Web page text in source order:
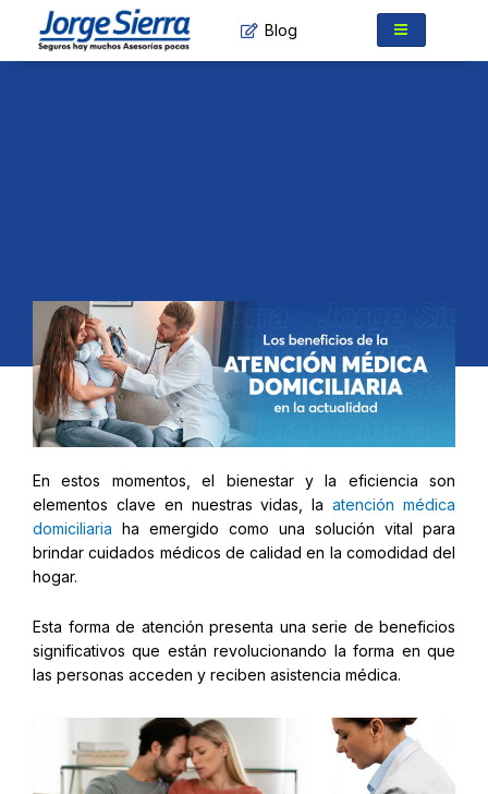
contenido
Blog
En estos momentos, el bienestar y la eficiencia son
elementos clave en nuestras vidas, laatención médica
domiciliaria ha emergido como una solución vital para
brindar cuidados médicos de calidad en la comodidad del
hogar.
Esta forma de atención presenta una serie de beneficios
significativos que están revolucionando la forma en que
las personas acceden y reciben asistencia médica.